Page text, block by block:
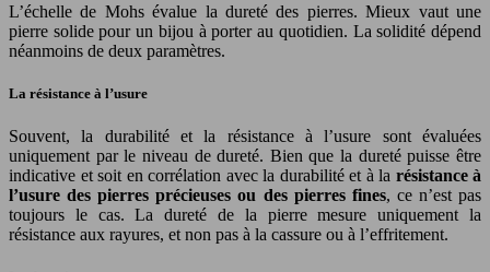
L’échelle de Mohs évalue la dureté des pierres. Mieux vaut une
pierre solide pour un bijou à porter au quotidien. La solidité dépend
néanmoins de deux paramètres.
La résistance à l’usure
Souvent, la durabilité et la résistance à l’usure sont évaluées
uniquement par le niveau de dureté. Bien que la dureté puisse être
indicative et soit en corrélation avec la durabilité et à la résistance à
l’usure des pierres précieuses ou des pierres fines, ce n’est pas
toujours le cas. La dureté de la pierre mesure uniquement la
résistance aux rayures, et non pas à la cassure ou à l’effritement.